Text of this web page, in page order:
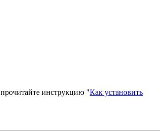
инструкцию "Как установить